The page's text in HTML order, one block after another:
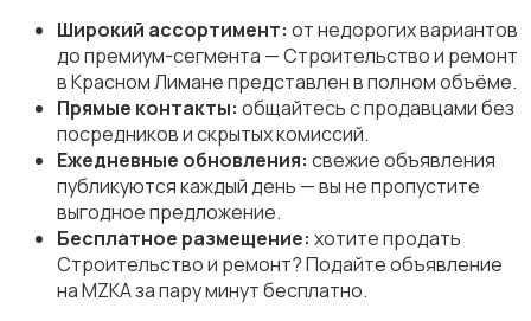
Медицина
Начало карьеры
Широкий ассортимент: от недорогих вариантов
до премиум-сегмента — Строительство и ремонт
в Красном Лимане представлен в полном объёме.
Прямые контакты: общайтесь с продавцами без
посредников и скрытых комиссий.
Ежедневные обновления: свежие объявления
публикуются каждый день — вы не пропустите
выгодное предложение.
Бесплатное размещение: хотите продать
Строительство и ремонт? Подайте объявление
на MZKA за пару минут бесплатно.